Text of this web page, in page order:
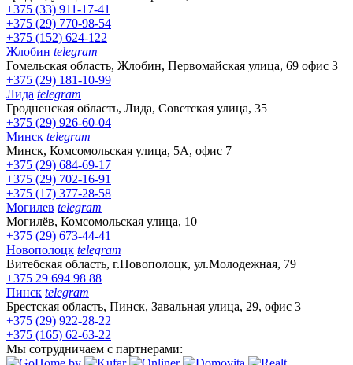
+375 (33) 911-17-41
+375 (29) 770-98-54
+375 (152) 624-122
Жлобин telegram
Гомельская область, Жлобин, Первомайская улица, 69 офис 3
+375 (29) 181-10-99
Лида telegram
Гродненская область, Лида, Советская улица, 35
+375 (29) 926-60-04
Минск telegram
Минск, Комсомольская улица, 5А, офис 7
+375 (29) 684-69-17
+375 (29) 702-16-91
+375 (17) 377-28-58
Могилев telegram
Могилёв, Комсомольская улица, 10
+375 (29) 673-44-41
Новополоцк telegram
Витебская область, г.Новополоцк, ул.Молодежная, 79
+375 29 694 98 88
Пинск telegram
Брестская область, Пинск, Завальная улица, 29, офис 3
+375 (29) 922-28-22
+375 (165) 62-63-22
Мы сотрудничаем с партнерами: